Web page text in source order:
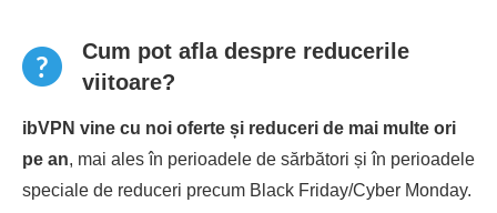
Cum pot afla despre reducerile
viitoare?
ibVPN vine cu noi oferte și reduceri de mai multe ori
pe an, mai ales în perioadele de sărbători și în perioadele
speciale de reduceri precum Black Friday/Cyber ​​Monday.